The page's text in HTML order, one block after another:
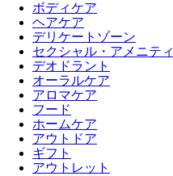
ボディケア
ヘアケア
デリケートゾーン
セクシャル・アメニティ
デオドラント
オーラルケア
アロマケア
フード
ホームケア
アウトドア
ギフト
アウトレット